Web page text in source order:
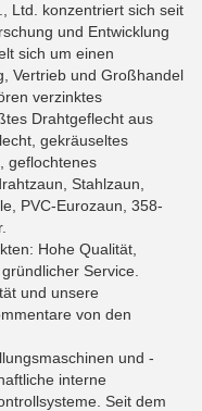
Ltd. konzentriert sich seit
und Entwicklung
sich um einen
Vertrieb und Großhandel
verzinktes
Drahtgeflecht aus
gekräuseltes
geflochtenes
Stahlzaun,
PVC-Eurozaun, 358-
Hohe Qualität,
Service.
und unsere
von den
und -
interne
Seit dem